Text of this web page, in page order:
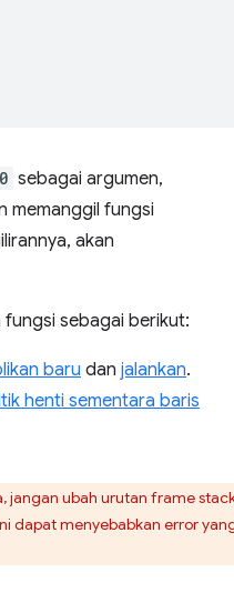
0 sebagai argumen,
memanggil fungsi
akan
sebagai berikut:
baru dan jalankan.
henti sementara baris
jangan ubah urutan frame
dapat menyebabkan error